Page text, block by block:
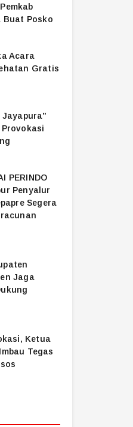
Buat Posko
Acara
Gratis
PERINDO
Penyalur
Segera
Jaga
Ketua
Tegas